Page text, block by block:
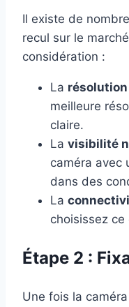
Il existe de
recul sur le
considération :
La résolution
meilleure
claire.
La visibilité
caméra avec
dans des
La
choisissez
Étape 2 :
Une fois la